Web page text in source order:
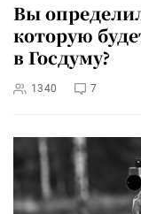
Вы
которую
в Госдуму?
1340 7